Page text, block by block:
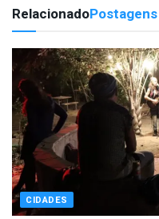
RelacionadoPostagens
CIDADES